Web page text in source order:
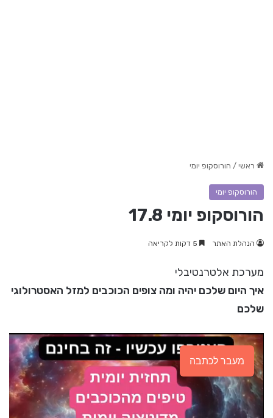
ראשי / הורוסקופ יומי
הורוסקופ יומי
הורוסקופ יומי 17.8
הנהלת האתר
מערכת אלטרנטיבלי
איך היום שלכם יהיה ומה צופים הכוכבים למזל האסטרולוגי
שלכם
מעבר לכתבה